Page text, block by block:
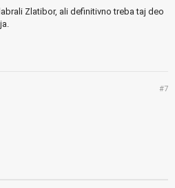
Zlatibor, ali definitivno treba taj deo
#7